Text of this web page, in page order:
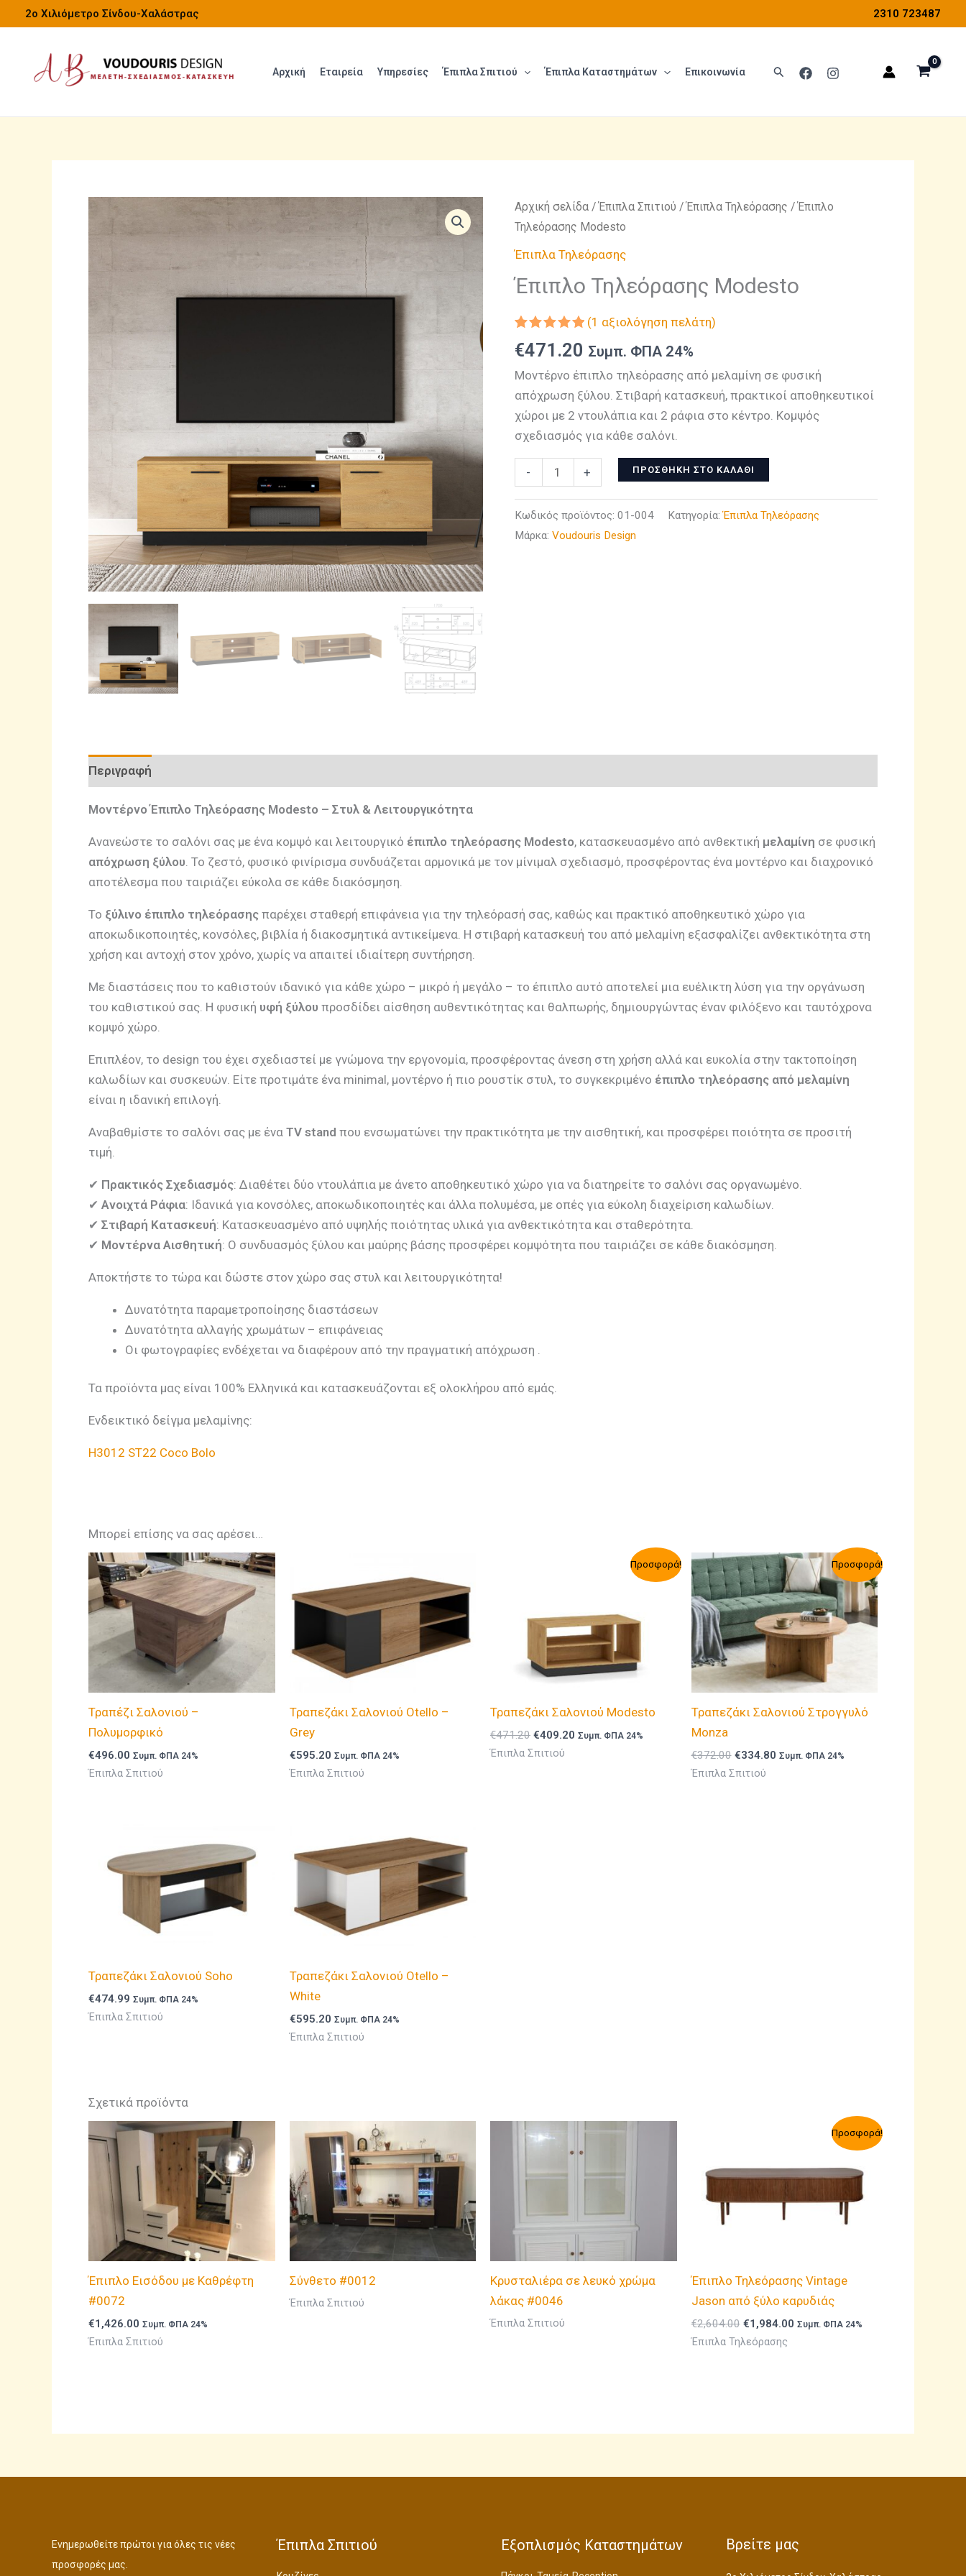
Μετάβαση
στο
περιεχόμενο
2o Χιλιόμετρο Σίνδου-Χαλάστρας 2310 723487
Αρχική Εταιρεία Υπηρεσίες Έπιπλα Σπιτιού Έπιπλα Καταστημάτων Επικοινωνία Αναζήτηση
Αρχική σελίδα/Έπιπλα Σπιτιού /Έπιπλα Τηλεόρασης / Έπιπλο
Τηλεόρασης Modesto
Έπιπλα Τηλεόρασης
Έπιπλο Τηλεόρασης Modesto
Βαθμολογήθηκε
με5.00
βάση
1
βαθμολογία
πελάτη
(1 αξιολόγηση πελάτη)
€471.20 Συμπ. ΦΠΑ 24%
Μοντέρνο έπιπλο τηλεόρασης από μελαμίνη σε φυσική
απόχρωση ξύλου. Στιβαρή κατασκευή, πρακτικοί αποθηκευτικοί
χώροι με 2 ντουλάπια και 2 ράφια στο κέντρο. Κομψός
σχεδιασμός για κάθε σαλόνι.
-
Τηλεόρασης
Modesto
ποσότητα
+ ΠΡΟΣΘΉΚΗ ΣΤΟ ΚΑΛΆΘΙ
Κωδικός προϊόντος: 01-004 Κατηγορία:Έπιπλα Τηλεόρασης
Μάρκα: Voudouris Design
Περιγραφή
Μοντέρνο Έπιπλο Τηλεόρασης Modesto – Στυλ & Λειτουργικότητα
Ανανεώστε το σαλόνι σας με ένα κομψό και λειτουργικό έπιπλο τηλεόρασης Modesto, κατασκευασμένο από ανθεκτική μελαμίνη σε φυσική
απόχρωση ξύλου . Το ζεστό, φυσικό φινίρισμα συνδυάζεται αρμονικά με τον μίνιμαλ σχεδιασμό, προσφέροντας ένα μοντέρνο και διαχρονικό
αποτέλεσμα που ταιριάζει εύκολα σε κάθε διακόσμηση.
Το ξύλινο έπιπλο τηλεόρασης παρέχει σταθερή επιφάνεια για την τηλεόρασή σας, καθώς και πρακτικό αποθηκευτικό χώρο για
αποκωδικοποιητές, κονσόλες, βιβλία ή διακοσμητικά αντικείμενα. Η στιβαρή κατασκευή του από μελαμίνη εξασφαλίζει ανθεκτικότητα στη
χρήση και αντοχή στον χρόνο, χωρίς να απαιτεί ιδιαίτερη συντήρηση.
Με διαστάσεις που το καθιστούν ιδανικό για κάθε χώρο – μικρό ή μεγάλο – το έπιπλο αυτό αποτελεί μια ευέλικτη λύση για την οργάνωση
του καθιστικού σας. Η φυσική υφή ξύλου προσδίδει αίσθηση αυθεντικότητας και θαλπωρής, δημιουργώντας έναν φιλόξενο και ταυτόχρονα
κομψό χώρο.
Επιπλέον, το design του έχει σχεδιαστεί με γνώμονα την εργονομία, προσφέροντας άνεση στη χρήση αλλά και ευκολία στην τακτοποίηση
καλωδίων και συσκευών. Είτε προτιμάτε ένα minimal, μοντέρνο ή πιο ρουστίκ στυλ, το συγκεκριμένο έπιπλο τηλεόρασης από μελαμίνη
είναι η ιδανική επιλογή.
Αναβαθμίστε το σαλόνι σας με ένα TV stand που ενσωματώνει την πρακτικότητα με την αισθητική, και προσφέρει ποιότητα σε προσιτή
τιμή.
✔ Πρακτικός Σχεδιασμός: Διαθέτει δύο ντουλάπια με άνετο αποθηκευτικό χώρο για να διατηρείτε το σαλόνι σας οργανωμένο.
✔ Ανοιχτά Ράφια: Ιδανικά για κονσόλες, αποκωδικοποιητές και άλλα πολυμέσα, με οπές για εύκολη διαχείριση καλωδίων.
✔ Στιβαρή Κατασκευή: Κατασκευασμένο από υψηλής ποιότητας υλικά για ανθεκτικότητα και σταθερότητα.
✔ Μοντέρνα Αισθητική: Ο συνδυασμός ξύλου και μαύρης βάσης προσφέρει κομψότητα που ταιριάζει σε κάθε διακόσμηση.
Αποκτήστε το τώρα και δώστε στον χώρο σας στυλ και λειτουργικότητα!
Δυνατότητα παραμετροποίησης διαστάσεων
Δυνατότητα αλλαγής χρωμάτων – επιφάνειας
Οι φωτογραφίες ενδέχεται να διαφέρουν από την πραγματική απόχρωση .
Τα προϊόντα μας είναι 100% Ελληνικά και κατασκευάζονται εξ ολοκλήρου από εμάς.
Ενδεικτικό δείγμα μελαμίνης:
H3012 ST22 Coco Bolo
Μπορεί επίσης να σας αρέσει…
Τραπέζι Σαλονιού –
Πολυμορφικό
€496.00 Συμπ. ΦΠΑ 24%
Έπιπλα Σπιτιού
Τραπεζάκι Σαλονιού Otello –
Grey
€595.20 Συμπ. ΦΠΑ 24%
Έπιπλα Σπιτιού
Προσφορά!
Τραπεζάκι Σαλονιού Modesto
€471.20 Original
price
€409.20 Η
Συμπ. ΦΠΑ 24%
Έπιπλα Σπιτιού
Προσφορά!
Τραπεζάκι Σαλονιού Στρογγυλό
Monza
€372.00 Original
price
€334.80ΗΣυμπ. ΦΠΑ 24%
Έπιπλα Σπιτιού
Τραπεζάκι Σαλονιού Soho
€474.99 Συμπ. ΦΠΑ 24%
Έπιπλα Σπιτιού
Τραπεζάκι Σαλονιού Otello –
White
€595.20 Συμπ. ΦΠΑ 24%
Έπιπλα Σπιτιού
Σχετικά προϊόντα
Έπιπλο Εισόδου με Καθρέφτη
#0072
€1,426.00 Συμπ. ΦΠΑ 24%
Έπιπλα Σπιτιού
Σύνθετο #0012
Έπιπλα Σπιτιού
Kρυσταλιέρα σε λευκό χρώμα
λάκας #0046
Έπιπλα Σπιτιού
Προσφορά!
Έπιπλο Τηλεόρασης Vintage
Jason από ξύλο καρυδιάς
€2,604.00 Original
price
was:
€1,984.00ΗΣυμπ. ΦΠΑ 24%
Έπιπλα Τηλεόρασης
Ενημερωθείτε πρώτοι για όλες τις νέες
προσφορές μας.
Έπιπλα Σπιτιού Εξοπλισμός Καταστημάτων Βρείτε μας